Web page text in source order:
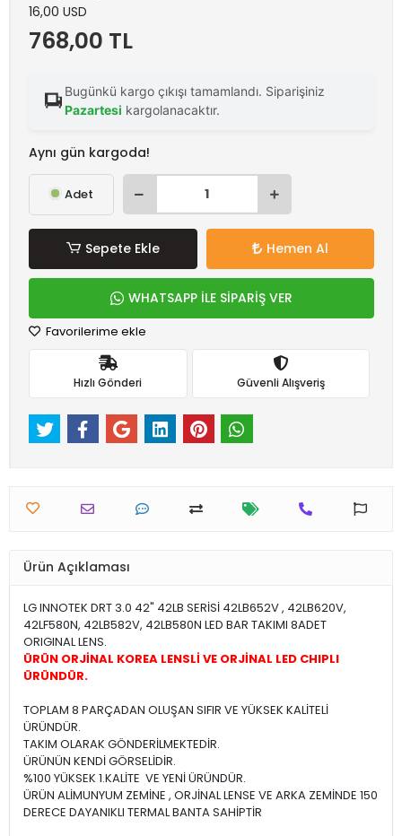
16,00 USD
768,00 TL
Bugünkü kargo çıkışı tamamlandı. Siparişiniz
Pazartesi kargolanacaktır.
Aynı gün kargoda!
Adet
Sepete Ekle Hemen Al
WHATSAPP İLE SİPARİŞ VER
Favorilerime ekle
Hızlı Gönderi Güvenli Alışveriş
Ürün Açıklaması
LG INNOTEK DRT 3.0 42" 42LB SERİSİ 42LB652V , 42LB620V,
42LF580N, 42LB582V, 42LB580N LED BAR TAKIMI 8ADET
ORIGINAL LENS.
ÜRÜN ORJİNAL KOREA LENSLİ VE ORJİNAL LED CHIPLI
ÜRÜNDÜR.
TOPLAM 8 PARÇADAN OLUŞAN SIFIR VE YÜKSEK KALİTELİ
ÜRÜNDÜR.
TAKIM OLARAK GÖNDERİLMEKTEDİR.
ÜRÜNÜN KENDİ GÖRSELİDİR.
%100 YÜKSEK 1.KALİTE VE YENİ ÜRÜNDÜR.
ÜRÜN ALİMUNYUM ZEMİNE , ORJİNAL LENSE VE ARKA ZEMİNDE 150
DERECE DAYANIKLI TERMAL BANTA SAHİPTİR